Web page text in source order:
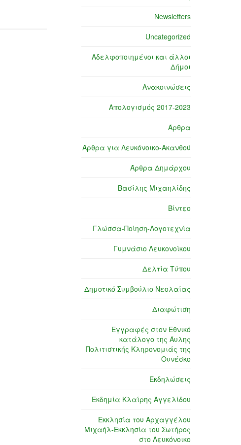
Newsletters
Uncategorized
Αδελφοποιημένοι και άλλοι
Δήμοι
Ανακοινώσεις
Απολογισμός 2017-2023
Άρθρα
Άρθρα για Λευκόνοικο-Ακανθού
Άρθρα Δημάρχου
Βασίλης Μιχαηλίδης
Βίντεο
Γλώσσα-Ποίηση-Λογοτεχνία
Γυμνάσιο Λευκονοίκου
Δελτία Τύπου
Δημοτικό Συμβούλιο Νεολαίας
Διαφώτιση
Εγγραφές στον Εθνικό
κατάλογο της Άυλης
Πολιτιστικής Κληρονομιάς της
Ουνέσκο
Εκδηλώσεις
Εκδημία Κλαίρης Αγγελίδου
Εκκλησία του Αρχαγγέλου
Μιχαήλ-Εκκλησία του Σωτήρος
στο Λευκόνοικο